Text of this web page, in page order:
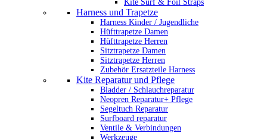
Kite Surf & Foil Straps
Harness und Trapetze
Harness Kinder / Jugendliche
Hüfttrapetze Damen
Hüfttrapetze Herren
Sitztrapetze Damen
Sitztrapetze Herren
Zubehör Ersatzteile Harness
Kite Reparatur und Pflege
Bladder / Schlauchreparatur
Neopren Reparatur+ Pflege
Segeltuch Reparatur
Surfboard reparatur
Ventile & Verbindungen
Werkzeuge